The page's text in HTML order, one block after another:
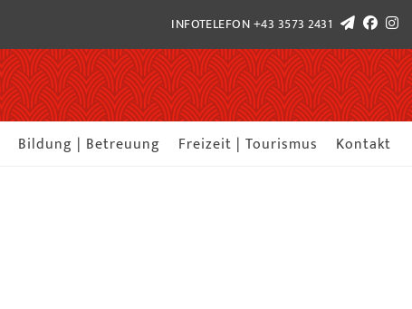
INFOTELEFON+43 3573 2431
Bildung | Betreuung Freizeit | Tourismus Kontakt